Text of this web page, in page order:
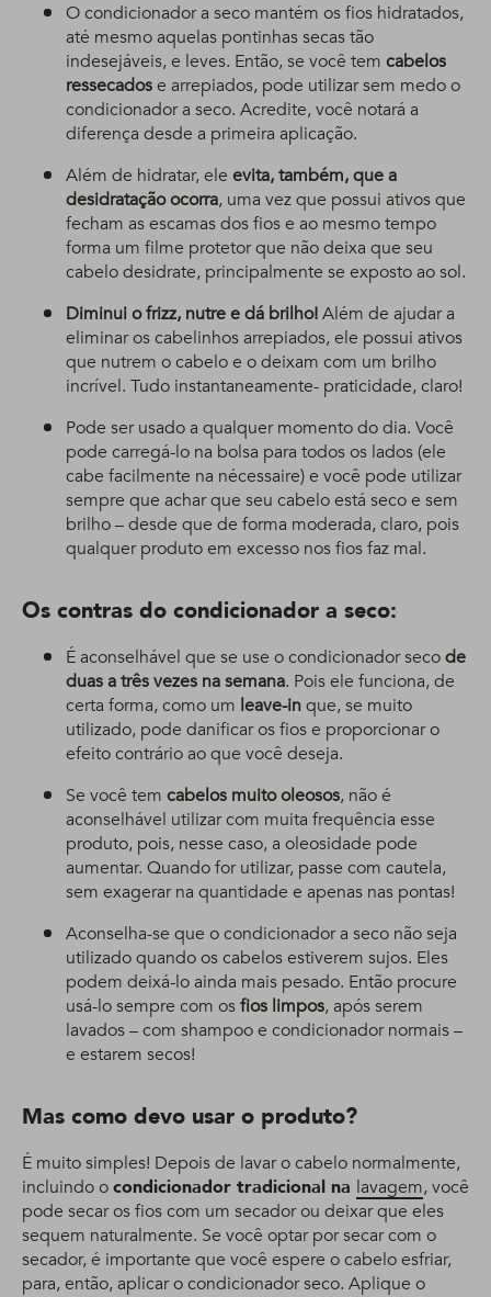
O condicionador a seco mantém os fios hidratados,
até mesmo aquelas pontinhas secas tão
indesejáveis, e leves. Então, se você tem cabelos
ressecadose arrepiados, pode utilizar sem medo o
condicionador a seco. Acredite, você notará a
diferença desde a primeira aplicação.
Além de hidratar, ele evita, também, que a
desidratação ocorra, uma vez que possui ativos que
fecham as escamas dos fios e ao mesmo tempo
forma um filme protetor que não deixa que seu
cabelo desidrate, principalmente se exposto ao sol.
Diminui o frizz, nutre e dá brilho!Além de ajudar a
eliminar os cabelinhos arrepiados, ele possui ativos
que nutrem o cabelo e o deixam com um brilho
incrível. Tudo instantaneamente- praticidade, claro!
Pode ser usado a qualquer momento do dia. Você
pode carregá-lo na bolsa para todos os lados (ele
cabe facilmente na nécessaire) e você pode utilizar
sempre que achar que seu cabelo está seco e sem
brilho – desde que de forma moderada, claro, pois
qualquer produto em excesso nos fios faz mal.
Os contras do condicionador a seco:
É aconselhável que se use o condicionador secode
duas a três vezes na semana. Pois ele funciona, de
certa forma, como um leave-inque, se muito
utilizado, pode danificar os fios e proporcionar o
efeito contrário ao que você deseja.
Se você tem cabelos muito oleosos, não é
aconselhável utilizar com muita frequência esse
produto, pois, nesse caso, a oleosidade pode
aumentar. Quando for utilizar, passe com cautela,
sem exagerar na quantidade e apenas nas pontas!
Aconselha-se que o condicionador a seco não seja
utilizado quando os cabelos estiverem sujos. Eles
podem deixá-lo ainda mais pesado. Então procure
usá-lo sempre com osfios limpos, após serem
lavados – com shampoo e condicionador normais –
e estarem secos!
Mas como devo usar o produto?
É muito simples! Depois de lavar o cabelo normalmente,
incluindo ocondicionador tradicional na lavagem, você
pode secar os fios com um secador ou deixar que eles
sequem naturalmente. Se você optar por secar com o
secador, é importante que você espere o cabelo esfriar,
para, então, aplicar o condicionador seco. Aplique o